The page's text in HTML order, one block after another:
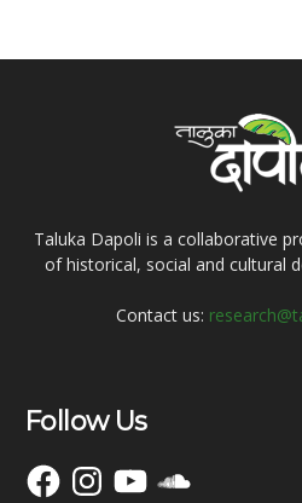
Taluka Dapoli is a collaborative
of historical, social and cultural
Contact us:
Follow Us
FacebookInstagramYouTubeSoundCloud